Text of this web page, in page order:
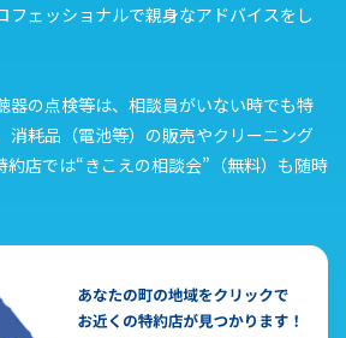
フェッショナルで親身なアドバイスをし
器の点検等は、相談員がいない時でも特
消耗品（電池等）の販売やクリーニング
約店では“きこえの相談会”（無料）も随時